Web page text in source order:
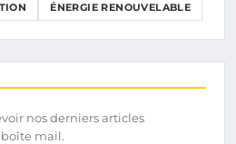
ÉNERGIE RENOUVELABLE
nos derniers articles
mail.